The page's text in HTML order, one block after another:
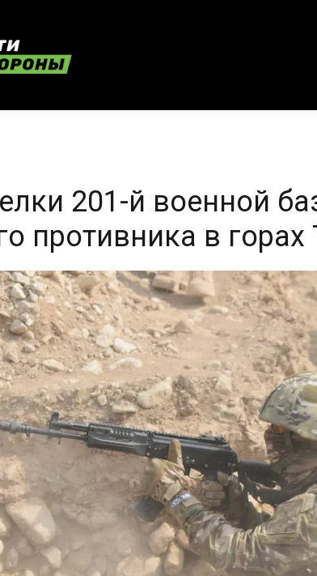
201-й военной
противника в